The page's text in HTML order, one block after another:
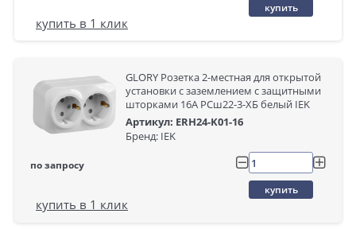
купить
купить в 1 клик
GLORY Розетка 2-местная для открытой
установки с заземлением с защитными
шторками 16А РСш22-3-ХБ белый IEK
Артикул: ERH24-K01-16
Бренд: IEK
по запросу
купить
купить в 1 клик